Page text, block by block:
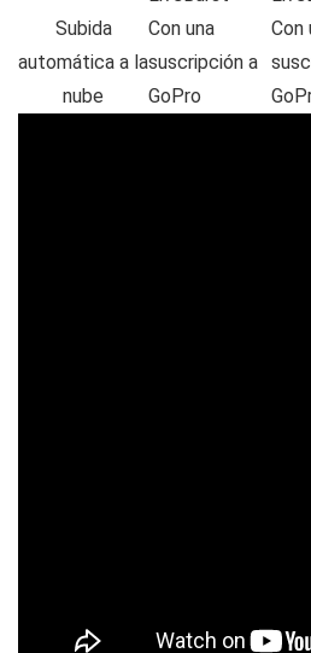
Subida
automática a la
nube
Con una
suscripción a
GoPro
Con